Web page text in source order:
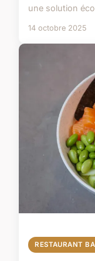
une solution
14 octobre 2025
RESTAURANT